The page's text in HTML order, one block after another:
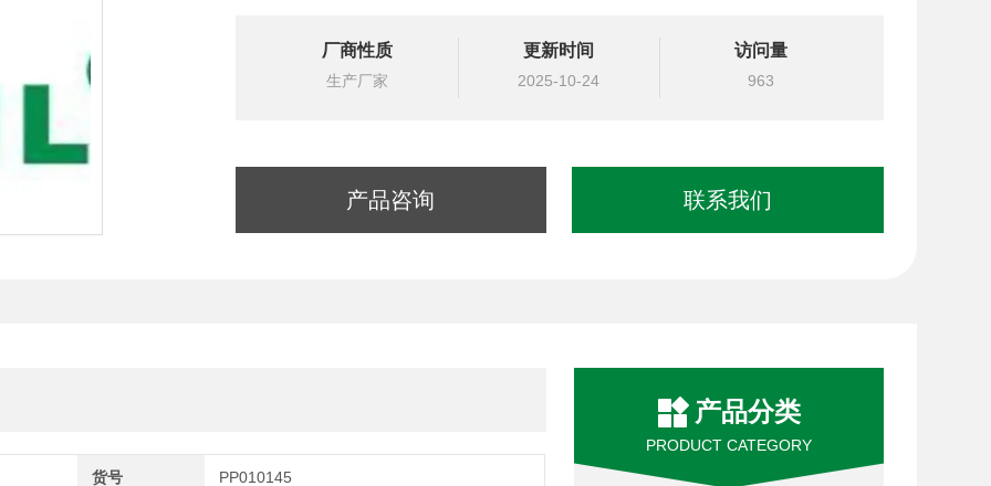
厂商性质
生产厂家
更新时间
2025-10-24
访问量
963
产品咨询 联系我们
产品分类
PRODUCT CATEGORY
货号 PP010145